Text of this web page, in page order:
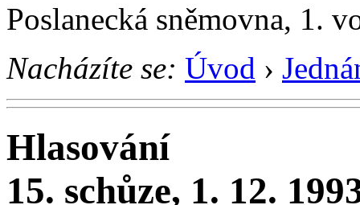
Poslanecká sněmovna, 1.
Nacházíte se: Úvod ›
Hlasování
15. schůze, 1. 12.